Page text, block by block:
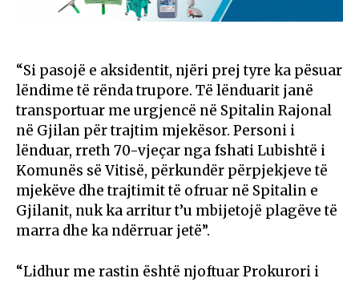
“Si pasojë e aksidentit, njëri prej tyre ka pësuar
lëndime të rënda trupore. Të lënduarit janë
transportuar me urgjencë në Spitalin Rajonal
në Gjilan për trajtim mjekësor. Personi i
lënduar, rreth 70-vjeçar nga fshati Lubishtë i
Komunës së Vitisë, përkundër përpjekjeve të
mjekëve dhe trajtimit të ofruar në Spitalin e
Gjilanit, nuk ka arritur t’u mbijetojë plagëve të
marra dhe ka ndërruar jetë”.
“Lidhur me rastin është njoftuar Prokurori i